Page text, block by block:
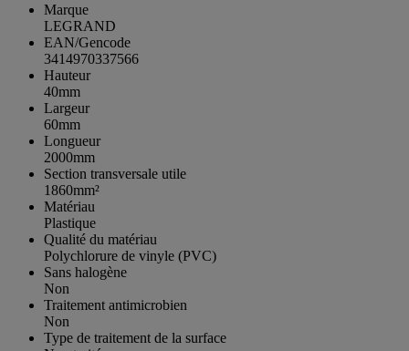
Marque
LEGRAND
EAN/Gencode
3414970337566
Hauteur
40mm
Largeur
60mm
Longueur
2000mm
Section transversale utile
1860mm²
Matériau
Plastique
Qualité du matériau
Polychlorure de vinyle (PVC)
Sans halogène
Non
Traitement antimicrobien
Non
Type de traitement de la surface